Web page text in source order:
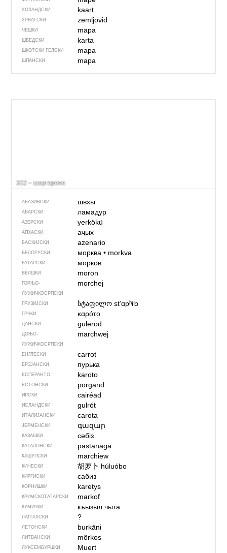
ХОЛАНДСКИ kaart
ХРВАТСКИ zemljovid
ЧЕШКИ mapa
ШВЕДСКИ karta
ШКОТСКИ ГЕЛСКИ mapa
ШПАНСКИ mapa
332 – шаргарепа
АБАЗИНСКИ швхы
АВАРСКИ ламадур
АЗЕРСКИ yerkökü
АПХАСКИ аҷых
БАСКИЈСКИ azenario
БЕЛОРУСКИ морква• morkva
БУГАРСКИ морков
ВЕЛШКИ moron
ГОРЊО­
ЛУЖИЧКОСРПСКИ
morchej
ГРУЗИЈСКИ სტაფილოstʼɑpʰilɔ
ГРЧКИ καρότο
ДАНСКИ gulerod
ДОЊО­
ЛУЖИЧКОСРПСКИ
marchwej
ЕНГЛЕСКИ carrot
ЕРЗЈАНСКИ пурька
ЕСПЕРАНТО karoto
ЕСТОНСКИ porgand
ИРСКИ cairéad
ИСЛАНДСКИ gulrót
ИТАЛИЈАНСКИ carota
ЈЕРМЕНСКИ գազար
КАЗАШКИ сәбіз
КАТАЛОНСКИ pastanaga
КАШУПСКИ marchiew
КИНЕСКИ 胡萝卜 húluóbo
КИРГИСКИ сабиз
КОРНИШКИ karetys
КРИМСКОТАТАРСКИ markof
КУМИЧКИ къызыл чыта
ЛАТГАЛСКИ ?
ЛЕТОНСКИ burkāni
ЛИТВАНСКИ mõrkos
ЛУКСЕМБУРШКИ Muert